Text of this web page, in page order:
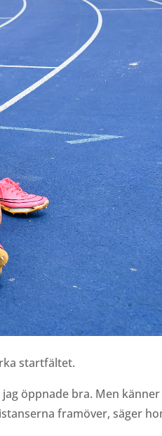
startfältet.
öppnade bra. Men
framöver, säger